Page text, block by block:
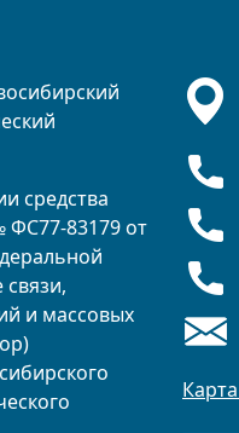
средства
83179 от
и массовых